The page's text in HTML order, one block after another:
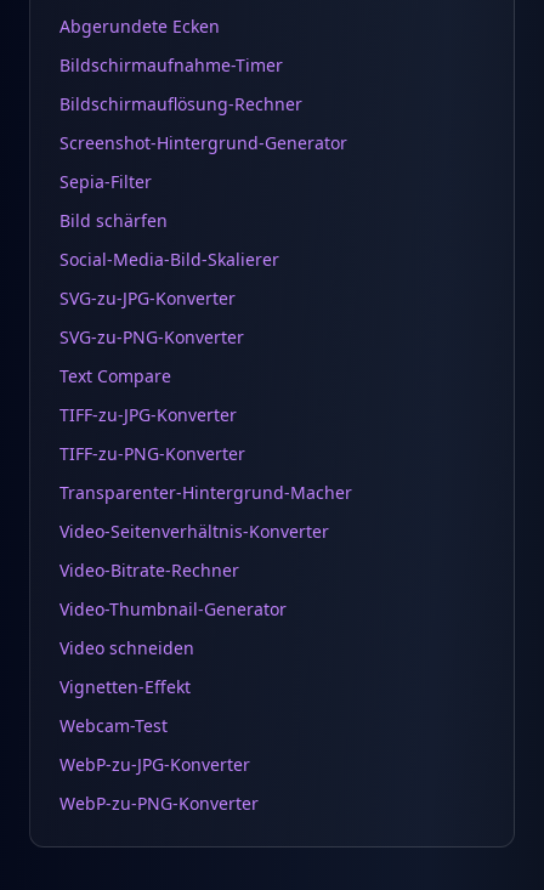
Abgerundete Ecken
Bildschirmaufnahme-Timer
Bildschirmauflösung-Rechner
Screenshot-Hintergrund-Generator
Sepia-Filter
Bild schärfen
Social-Media-Bild-Skalierer
SVG-zu-JPG-Konverter
SVG-zu-PNG-Konverter
Text Compare
TIFF-zu-JPG-Konverter
TIFF-zu-PNG-Konverter
Transparenter-Hintergrund-Macher
Video-Seitenverhältnis-Konverter
Video-Bitrate-Rechner
Video-Thumbnail-Generator
Video schneiden
Vignetten-Effekt
Webcam-Test
WebP-zu-JPG-Konverter
WebP-zu-PNG-Konverter